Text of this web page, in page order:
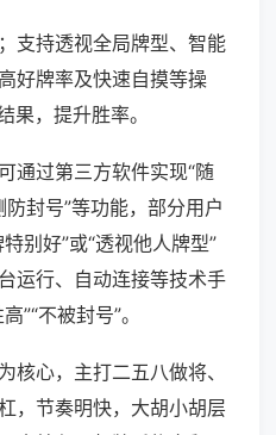
支持透视全局牌型、智能
好牌率及快速自摸等操
果，提升胜率。
通过第三方软件实现“随
防封号”等功能，部分用户
别好”或“透视他人牌型”
运行、自动连接等技术手
”“不被封号”。
核心，主打二五八做将、
，节奏明快，大胡小胡层